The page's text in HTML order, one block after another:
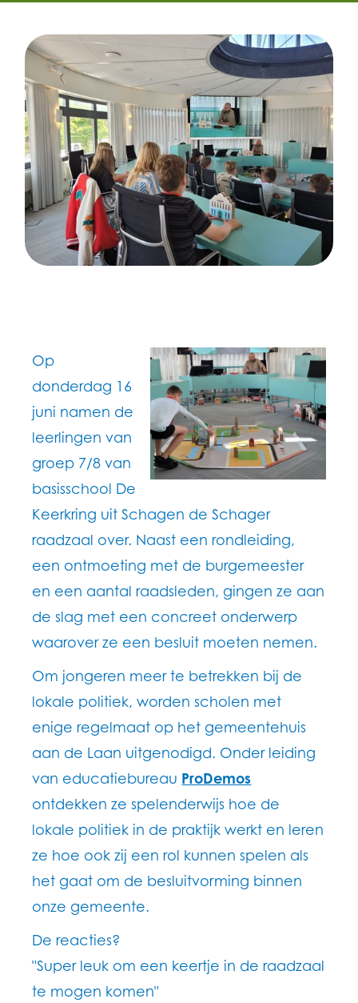
Op
donderdag 16
juni namen de
leerlingen van
groep 7/8 van
basisschool De
Keerkring uit Schagen de Schager
raadzaal over. Naast een rondleiding,
een ontmoeting met de burgemeester
en een aantal raadsleden, gingen ze aan
de slag met een concreet onderwerp
waarover ze een besluit moeten nemen.
Om jongeren meer te betrekken bij de
lokale politiek, worden scholen met
enige regelmaat op het gemeentehuis
aan de Laan uitgenodigd. Onder leiding
van educatiebureau ProDemos
ontdekken ze spelenderwijs hoe de
lokale politiek in de praktijk werkt en leren
ze hoe ook zij een rol kunnen spelen als
het gaat om de besluitvorming binnen
onze gemeente.
De reacties?
"Super leuk om een keertje in de raadzaal
te mogen komen"